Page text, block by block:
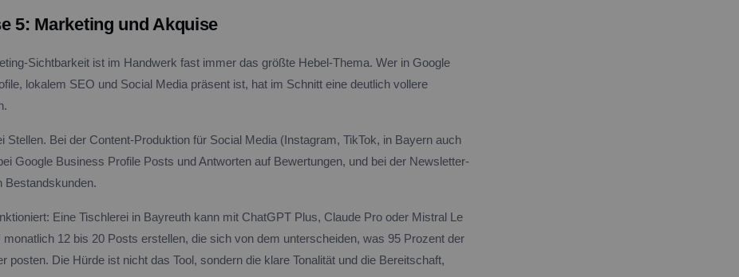
5: Marketing und Akquise
Sichtbarkeit ist im Handwerk fast immer das größte Hebel-Thema. Wer in Google
lokalem SEO und Social Media präsent ist, hat im Schnitt eine deutlich vollere
Stellen. Bei der Content-Produktion für Social Media (Instagram, TikTok, in Bayern auch
Google Business Profile Posts und Antworten auf Bewertungen, und bei der Newsletter-
Bestandskunden.
Eine Tischlerei in Bayreuth kann mit ChatGPT Plus, Claude Pro oder Mistral Le
monatlich 12 bis 20 Posts erstellen, die sich von dem unterscheiden, was 95 Prozent der
posten. Die Hürde ist nicht das Tool, sondern die klare Tonalität und die Bereitschaft,